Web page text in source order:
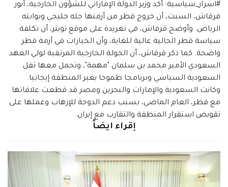
#اسرار_سياسية: أكد وزير الدولة الإماراتي للشؤون الخارجية، أنور
قرقاش، السبت، أن خروج قطر من أزمتها حله خليجي وبوابته
الرياض. وأوضح قرقاش، في تغريدة على موقع تويتر، أن تكلفة
سياسة قطر الحالية عالية للغاية، وأن الخيارات في أزمة قطر
واضحة. كما ذكر قرقاش، أن الجولة الخارجية المرتقبة لولي العهد
السعودي الأمير محمد بن سلمان "مهمة"، وتحمل معها ثقل
السعودية السياسي وبرنامجا طموحا يغير المنطقة إيجابيا.
وكانت السعودية والإمارات والبحرين ومصر قد قطعت علاقاتها
مع قطر، العام الماضي، بسبب دعم الدوحة للإرهاب وعملها على
تقويض استقرار المنطقة والتقارب مع إيران.
إقراء ايضاً